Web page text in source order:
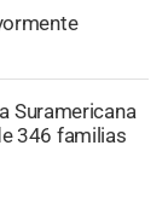
Suramericana
346 familias